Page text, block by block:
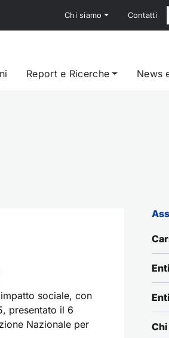
Chi siamo Contatti
Report e Ricerche News
sociale, con
presentato il 6
Nazionale per